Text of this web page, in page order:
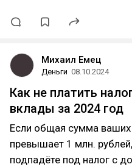
Михаил Емец
Деньги 08.10.2024
Как не платить
вклады за 2024 год
Если общая сумма
превышает 1 млн.
подпадёте под налог с